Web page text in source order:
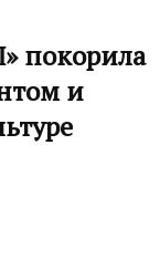
покорила
и